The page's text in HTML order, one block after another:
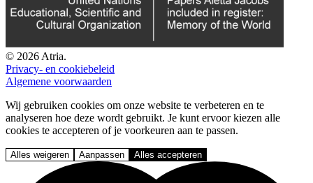
© 2026 Atria.
Privacy- en cookiebeleid
Algemene voorwaarden
Wij gebruiken cookies om onze website te verbeteren en te
analyseren hoe deze wordt gebruikt. Je kunt ervoor kiezen alle
cookies te accepteren of je voorkeuren aan te passen.
Alles weigeren Aanpassen Alles accepteren